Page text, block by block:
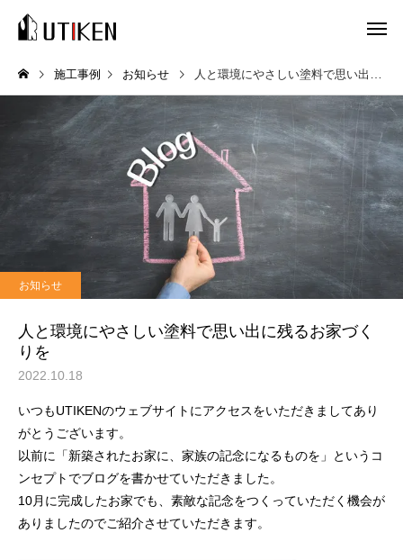
施工事例 お知らせ 人と環境にやさしい塗料で思い出に残るお家づくりを
お知らせ
人と環境にやさしい塗料で思い出に残るお家づく
りを
2022.10.18
いつもUTIKENのウェブサイトにアクセスをいただきましてあり
がとうございます。
以前に「新築されたお家に、家族の記念になるものを」というコ
ンセプトでブログを書かせていただきました。
10月に完成したお家でも、素敵な記念をつくっていただく機会が
ありましたのでご紹介させていただきます。